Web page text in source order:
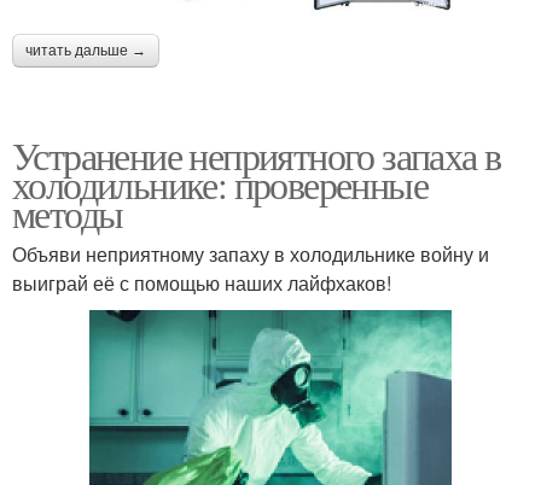
читать дальше →
Устранение неприятного запаха в
холодильнике: проверенные
методы
Объяви неприятному запаху в холодильнике войну и
выиграй её с помощью наших лайфхаков!